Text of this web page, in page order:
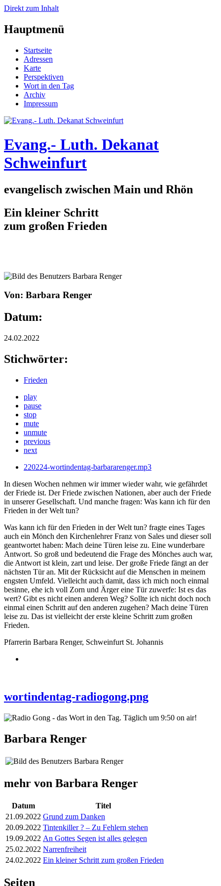
Direkt zum Inhalt
Hauptmenü
Startseite
Adressen
Karte
Perspektiven
Wort in den Tag
Archiv
Impressum
Evang.- Luth. Dekanat
Schweinfurt
evangelisch zwischen Main und Rhön
Ein kleiner Schritt
zum großen Frieden
Von: Barbara Renger
Datum:
24.02.2022
Stichwörter:
Frieden
play
pause
stop
mute
unmute
previous
next
220224-wortindentag-barbararenger.mp3
In diesen Wochen nehmen wir immer wieder wahr, wie gefährdet
der Friede ist. Der Friede zwischen Nationen, aber auch der Friede
in unserer Gesellschaft. Und manche fragen: Was kann ich für den
Frieden in der Welt tun?
Was kann ich für den Frieden in der Welt tun? fragte eines Tages
auch ein Mönch den Kirchenlehrer Franz von Sales und dieser soll
geantwortet haben: Mach deine Türen leise zu. Eine wunderbare
Antwort. So groß und bedeutend die Frage des Mönches auch war,
die Antwort ist klein, zart und leise. Der große Friede fängt an der
nächsten Tür an. Mit der Rücksicht auf die Menschen in meinem
engsten Umfeld. Vielleicht auch damit, dass ich mich noch einmal
besinne, ehe ich voll Zorn und Ärger eine Tür zuwerfe: Ist es das
wert? Gibt es nicht einen anderen Weg? Sollte ich nicht doch noch
einmal einen Schritt auf den anderen zugehen? Mach deine Türen
leise zu. Das ist vielleicht der erste kleine Schritt zum großen
Frieden.
Pfarrerin Barbara Renger, Schweinfurt St. Johannis
wortindentag-radiogong.png
Barbara Renger
mehr von Barbara Renger
Datum
Titel
21.09.2022 Grund zum Danken
20.09.2022 Tintenkiller ? – Zu Fehlern stehen
19.09.2022 An Gottes Segen ist alles gelegen
25.02.2022 Narrenfreiheit
24.02.2022 Ein kleiner Schritt zum großen Frieden
Seiten